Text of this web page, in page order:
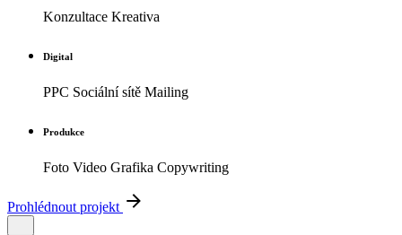
Konzultace Kreativa
Digital
PPC Sociální sítě Mailing
Produkce
Foto Video Grafika Copywriting
Prohlédnout projekt